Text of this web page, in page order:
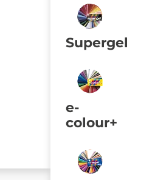
Supergel
e-
colour+